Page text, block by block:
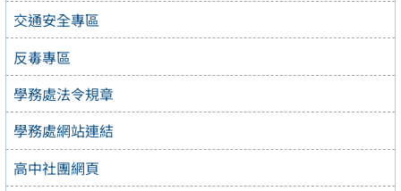
交通安全專區
反毒專區
學務處法令規章
學務處網站連結
高中社團網頁